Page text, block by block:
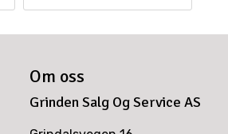
Om oss
Grinden Salg Og Service AS